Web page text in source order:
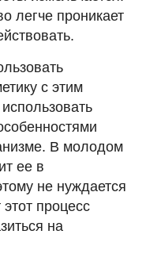
легче проникает
с этим
В молодом
ее в
не нуждается
процесс
на